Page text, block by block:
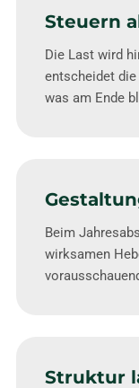
Steuern
Die Last wird
entscheidet die
was am Ende
Beim
wirksamen
Struktur